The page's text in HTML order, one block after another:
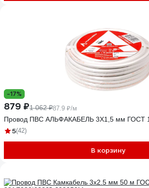
-17%
879 ₽1 062 ₽87.9 ₽/м
Провод ПВС АЛЬФАКАБЕЛЬ 3Х1,5 мм ГОСТ
5(42)
В корзину